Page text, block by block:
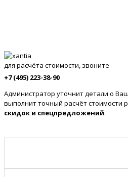
для расчёта стоимости, звоните
+7 (495) 223-38-90
Администратор уточнит детали о
выполнит точный расчёт стоимости
скидок и спецпредложений.